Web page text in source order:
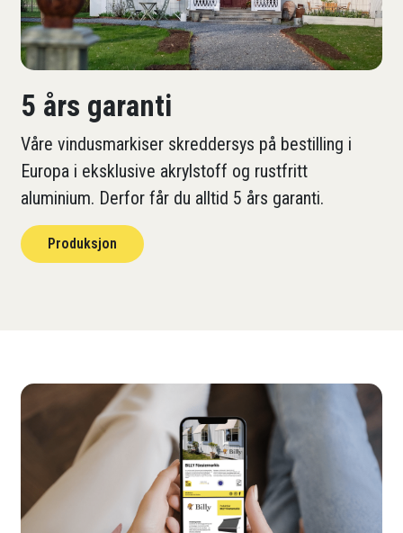
5 års garanti
Våre vindusmarkiser skreddersys på bestilling i
Europa i eksklusive akrylstoff og rustfritt
aluminium. Derfor får du alltid 5 års garanti.
Produksjon